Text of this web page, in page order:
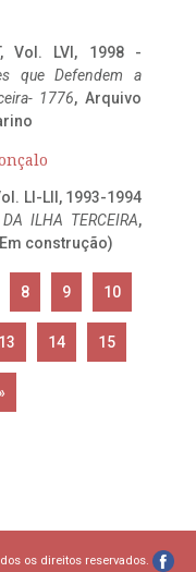
Vol. LVI, 1998 -
que Defendem a
1776, Arquivo
LI-LII, 1993-1994
ILHA TERCEIRA,
construção)
8 9 10
13 14 15
»
os direitos reservados.